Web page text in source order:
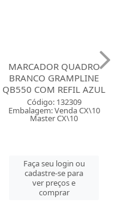
MARCADOR QUADRO
BRANCO GRAMPLINE
QB550 COM REFIL AZUL
Código: 132309
Embalagem: Venda CX\10
Master CX\10
Faça seu login ou
cadastre-se para
ver preços e
comprar